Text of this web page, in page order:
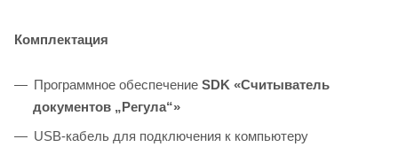
Комплектация
Программное обеспечение SDK «Считыватель
документов „Регула“»
USB-кабель для подключения к компьютеру